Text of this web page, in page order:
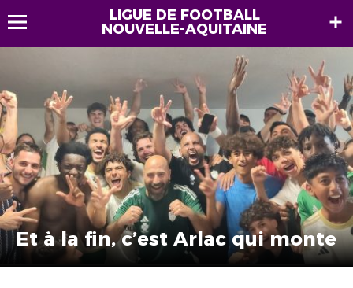
LIGUE DE FOOTBALL
NOUVELLE-AQUITAINE
Et à la fin, c’est Arlac qui monte